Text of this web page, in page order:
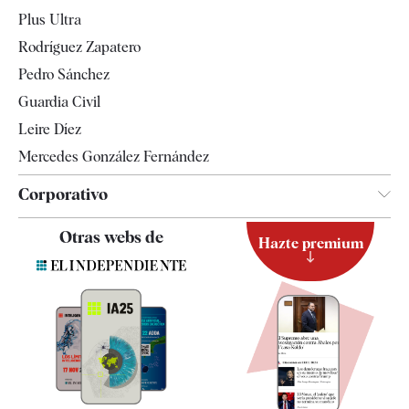
Televisión
Plus Ultra
Rodríguez Zapatero
Pedro Sánchez
Guardia Civil
Leire Díez
Mercedes González Fernández
Corporativo
Contacto
Quiénes somos
Especificaciones
Otras webs de Hazte premium